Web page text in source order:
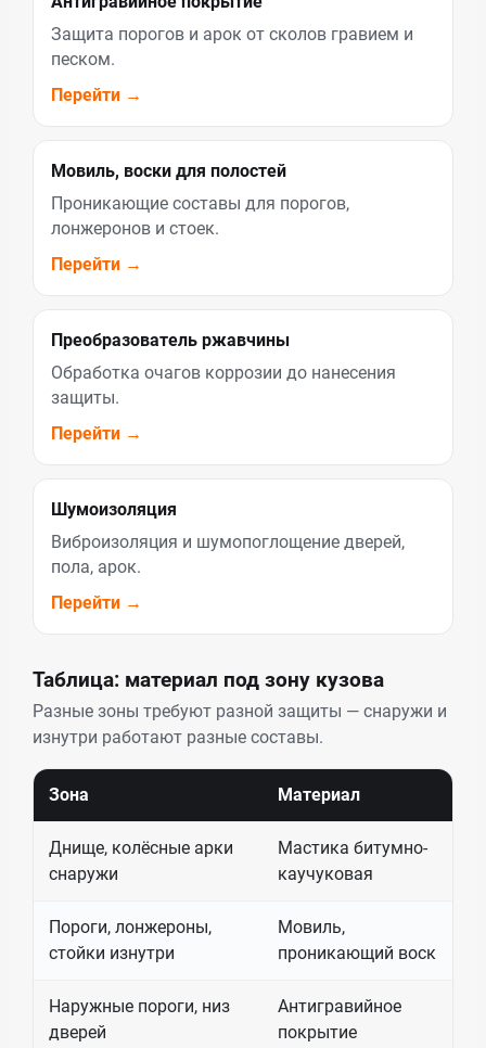
Защита порогов и арок от сколов гравием и
песком.
Перейти →
Мовиль, воски для полостей
Проникающие составы для порогов,
лонжеронов и стоек.
Перейти →
Преобразователь ржавчины
Обработка очагов коррозии до нанесения
защиты.
Перейти →
Шумоизоляция
Виброизоляция и шумопоглощение дверей,
пола, арок.
Перейти →
Таблица: материал под зону кузова
Разные зоны требуют разной защиты — снаружи и
изнутри работают разные составы.
Зона Материал
Днище, колёсные арки
снаружи
Мастика битумно-
каучуковая
Пороги, лонжероны,
стойки изнутри
Мовиль,
проникающий воск
Наружные пороги, низ
дверей
Антигравийное
покрытие